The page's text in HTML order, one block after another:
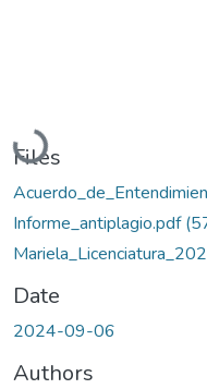
Loading...
Files
Informe_antiplagio.pdf
Date
2024-09-06
Authors